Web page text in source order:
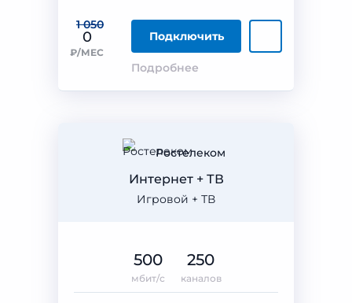
1 050
0
₽/МЕС
Подключить
Подробнее
Ростелеком
Игровой + ТВ
Интернет + ТВ
500
мбит/с
250
каналов